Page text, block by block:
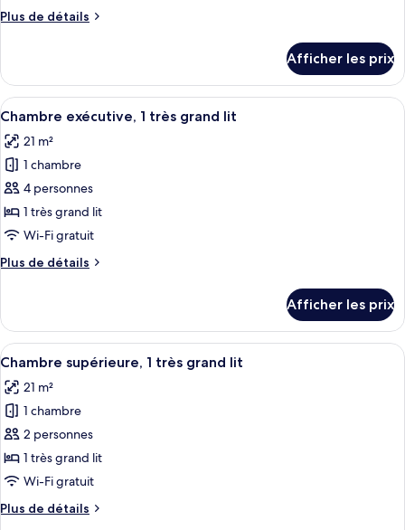
chambre :
très
grand
lit
et
1
canapé-
lit
Plus de détails
Plus
Suite
Sénior,
1
grand
lit
et
canapé-
lit
Afficher les prix
Afficher
toutes
les
photos
pour
ce
type
chambre :
très
grand
lit
Une chambre d’hôtel avec un
4
Chambre exécutive, 1 très grand lit
21 m²
1 chambre
4 personnes
1 très grand lit
Wi-Fi gratuit
Plus de détails
Plus
Chambre
exécutive,
1
grand
lit
Afficher les prix
Afficher
toutes
les
photos
pour
ce
type
chambre :
Literie de qualité, minibar, coffre-
9
Chambre supérieure, 1 très grand lit
21 m²
1 chambre
2 personnes
1 très grand lit
Wi-Fi gratuit
Plus de détails
Plus